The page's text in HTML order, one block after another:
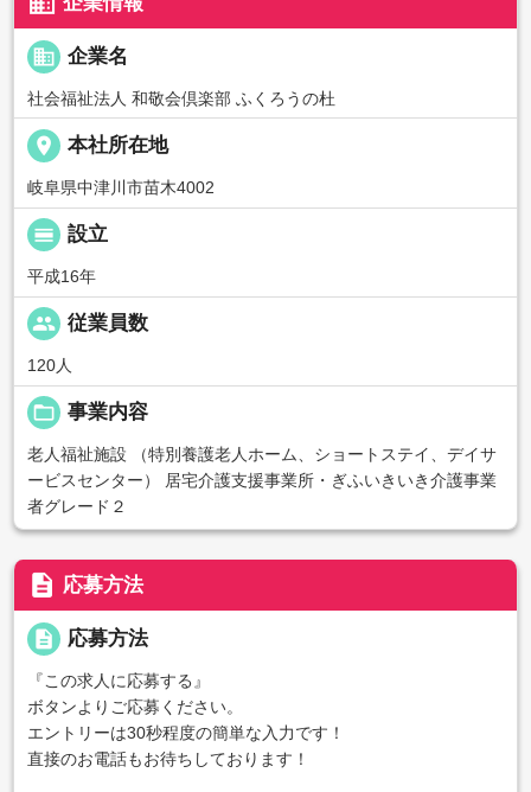
business 企業名
社会福祉法人 和敬会倶楽部 ふくろうの杜
place 本社所在地
岐阜県中津川市苗木4002
calendar_view_day 設立
平成16年
people 従業員数
120人
folder_open 事業内容
老人福祉施設 （特別養護老人ホーム、ショートステイ、デイサ
ービスセンター） 居宅介護支援事業所・ぎふいきいき介護事業
者グレード２
description 応募方法
description 応募方法
『この求人に応募する』
ボタンよりご応募ください。
エントリーは30秒程度の簡単な入力です！
直接のお電話もお待ちしております！